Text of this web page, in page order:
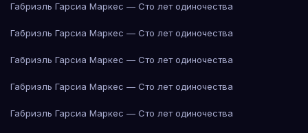
Габриэль Гарсиа Маркес — Сто лет одиночества
Габриэль Гарсиа Маркес — Сто лет одиночества
Габриэль Гарсиа Маркес — Сто лет одиночества
Габриэль Гарсиа Маркес — Сто лет одиночества
Габриэль Гарсиа Маркес — Сто лет одиночества